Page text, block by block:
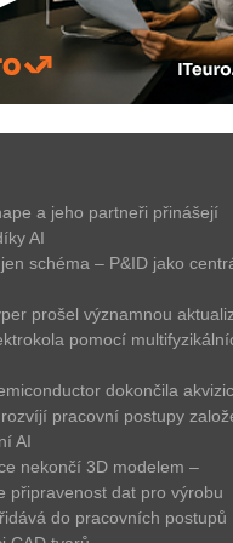
a jeho partneři přinášejí
AI
schéma – P&ID jako
prošel významnou
pomocí
dokončila
pracovní postupy
AI
nekončí 3D modelem –
připravenost dat pro výrobu
do pracovních postupů